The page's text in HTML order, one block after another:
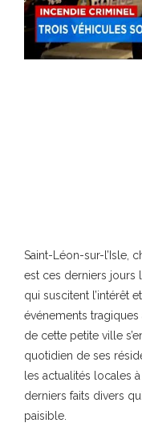
Saint-Léon-sur-l’Isle,
est ces derniers jours
qui suscitent l’intérêt
événements
de cette petite ville
quotidien de ses
les actualités locales
derniers faits divers
paisible.